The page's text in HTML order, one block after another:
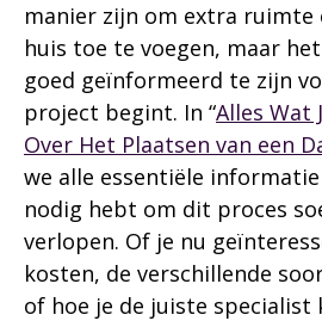
manier zijn om extra ruimte
huis toe te voegen, maar
goed geïnformeerd te zijn
project begint. In “Alles Wat
Over Het Plaatsen van een
we alle essentiële
nodig hebt om dit proces
verlopen. Of je nu
kosten, de verschillende
of hoe je de juiste specialist